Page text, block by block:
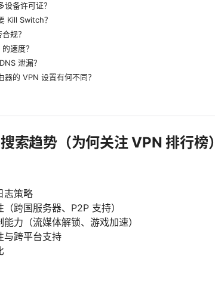
设备许可证？
Kill Switch？
规？
速度？
泄漏？
器的 VPN 设置有何不同？
索趋势（为何关注 VPN 排行榜）
志策略
跨国服务器、P2P 支持）
力（流媒体解锁、游戏加速）
与跨平台支持